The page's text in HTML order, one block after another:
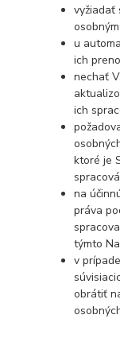
vyžiadať
u
ich
nechať
ich
ktoré je
na
práva
týmto
v
obrátiť